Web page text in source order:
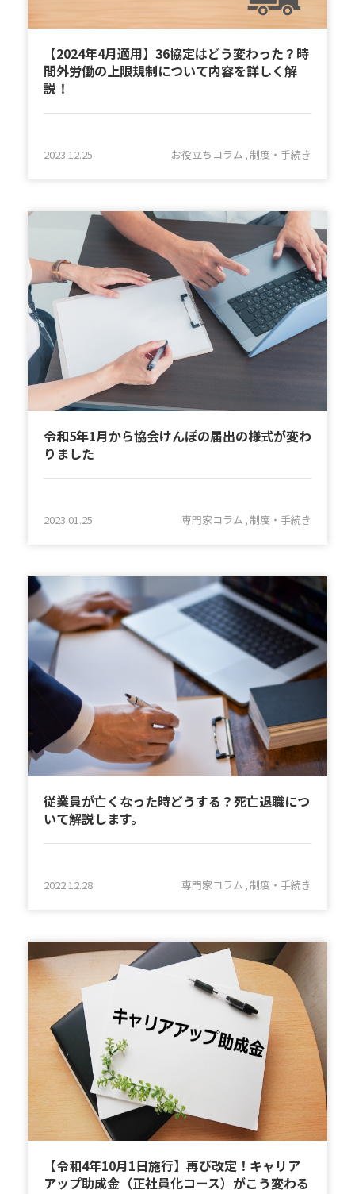
【2024年4月適用】36協定はどう変わった？時
間外労働の上限規制について内容を詳しく解
説！
2023.12.25 お役立ちコラム 制度・手続き
令和5年1月から協会けんぽの届出の様式が変わ
りました
2023.01.25 専門家コラム 制度・手続き
従業員が亡くなった時どうする？死亡退職につ
いて解説します。
2022.12.28 専門家コラム 制度・手続き
【令和4年10月1日施行】再び改定！キャリア
アップ助成金（正社員化コース）がこう変わる